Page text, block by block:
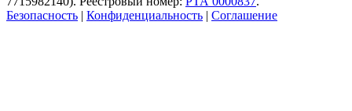
Безопасность | Конфиденциальность | Соглашение